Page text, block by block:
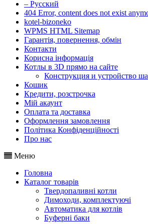
– Русский
404 Error, content does not exist
kotel-bizoneko
WPMS HTML Sitemap
Гарантія, повернення, обмін
Контакти
Корисна інформація
Котлы в 3D прямо на сайте
Конструкция и устройство
Кошик
Кредити, розстрочка
Мій акаунт
Оплата та доставка
Оформлення замовлення
Політика Конфіденційності
Про нас
Меню
Головна
Каталог товарів
Твердопаливні котли
Димоходи, комплектуючі
Автоматика для котлів
Буферні баки